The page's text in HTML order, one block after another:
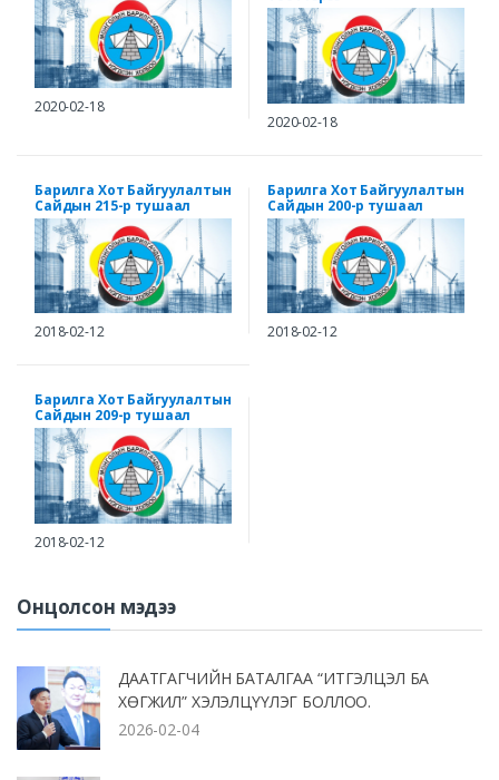
2020-02-18
2020-02-18
Барилга Хот Байгуулалтын
Сайдын 215-р тушаал
2018-02-12
Барилга Хот Байгуулалтын
Сайдын 200-р тушаал
2018-02-12
Барилга Хот Байгуулалтын
Сайдын 209-р тушаал
2018-02-12
Онцолсон мэдээ
ДААТГАГЧИЙН БАТАЛГАА “ИТГЭЛЦЭЛ БА
ХӨГЖИЛ” ХЭЛЭЛЦҮҮЛЭГ БОЛЛОО.
2026-02-04